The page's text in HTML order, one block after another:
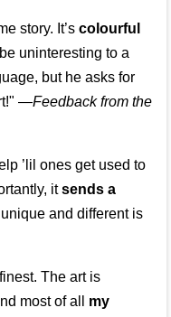
story. It’scolourful
uninteresting to a
but he asks for
—Feedback from the
’lil ones get used to
itsends a
and different is
The art is
most of all my